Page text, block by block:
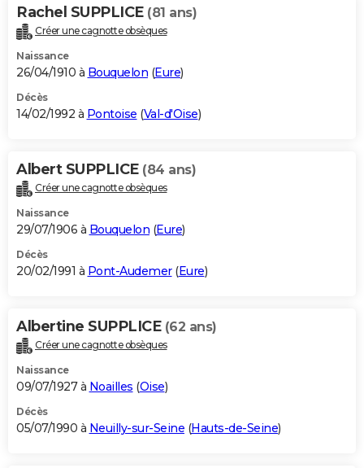
Rachel SUPPLICE (81 ans)
Créer une cagnotte obsèques
Naissance
26/04/1910 à Bouquelon (Eure)
Décès
14/02/1992 à Pontoise (Val-d'Oise)
Albert SUPPLICE (84 ans)
Créer une cagnotte obsèques
Naissance
29/07/1906 à Bouquelon (Eure)
Décès
20/02/1991 à Pont-Audemer(Eure)
Albertine SUPPLICE (62 ans)
Créer une cagnotte obsèques
Naissance
09/07/1927 à Noailles (Oise)
Décès
05/07/1990 à Neuilly-sur-Seine (Hauts-de-Seine)